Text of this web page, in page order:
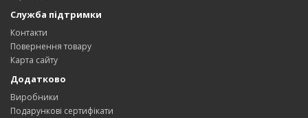
Служба підтримки
Контакти
Повернення товару
Карта сайту
Додатково
Виробники
Подарункові сертифікати